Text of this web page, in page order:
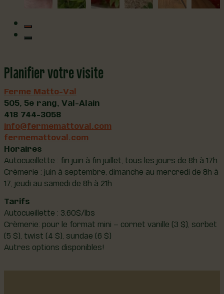
Planifier votre visite
Ferme Matto-Val
505, 5e rang, Val-Alain
418 744-3058
info@fermemattoval.com
fermemattoval.com
Horaires
Autocueillette : fin juin à fin juillet, tous les jours de 8h à 17h
Crèmerie : juin à septembre, dimanche au mercredi de 8h à
17, jeudi au samedi de 8h à 21h
Tarifs
Autocueillette : 3.60$/lbs
Crèmerie: pour le format mini – cornet vanille (3 $), sorbet
(5 $), twist (4 $), sundae (6 $)
Autres options disponibles!